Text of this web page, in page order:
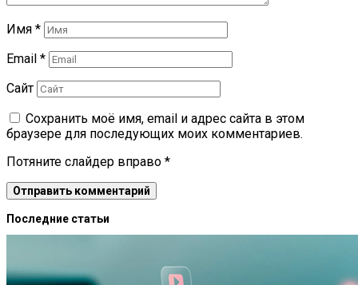
Имя *
Email *
Сайт
Сохранить моё имя, email и адрес сайта в этом
браузере для последующих моих комментариев.
Потяните слайдер вправо *
Последние статьи